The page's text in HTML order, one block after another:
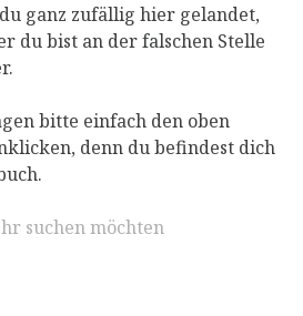
ganz zufällig hier gelandet,
du bist an der falschen Stelle
bitte einfach den oben
denn du befindest dich
suchen möchten